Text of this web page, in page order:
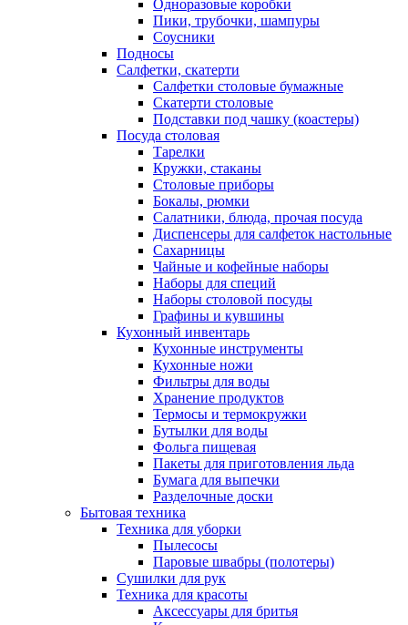
Одноразовые коробки
Пики, трубочки, шампуры
Соусники
Подносы
Салфетки, скатерти
Салфетки столовые бумажные
Скатерти столовые
Подставки под чашку (коастеры)
Посуда столовая
Тарелки
Кружки, стаканы
Столовые приборы
Бокалы, рюмки
Салатники, блюда, прочая посуда
Диспенсеры для салфеток настольные
Сахарницы
Чайные и кофейные наборы
Наборы для специй
Наборы столовой посуды
Графины и кувшины
Кухонный инвентарь
Кухонные инструменты
Кухонные ножи
Фильтры для воды
Хранение продуктов
Термосы и термокружки
Бутылки для воды
Фольга пищевая
Пакеты для приготовления льда
Бумага для выпечки
Разделочные доски
Бытовая техника
Техника для уборки
Пылесосы
Паровые швабры (полотеры)
Сушилки для рук
Техника для красоты
Аксессуары для бритья